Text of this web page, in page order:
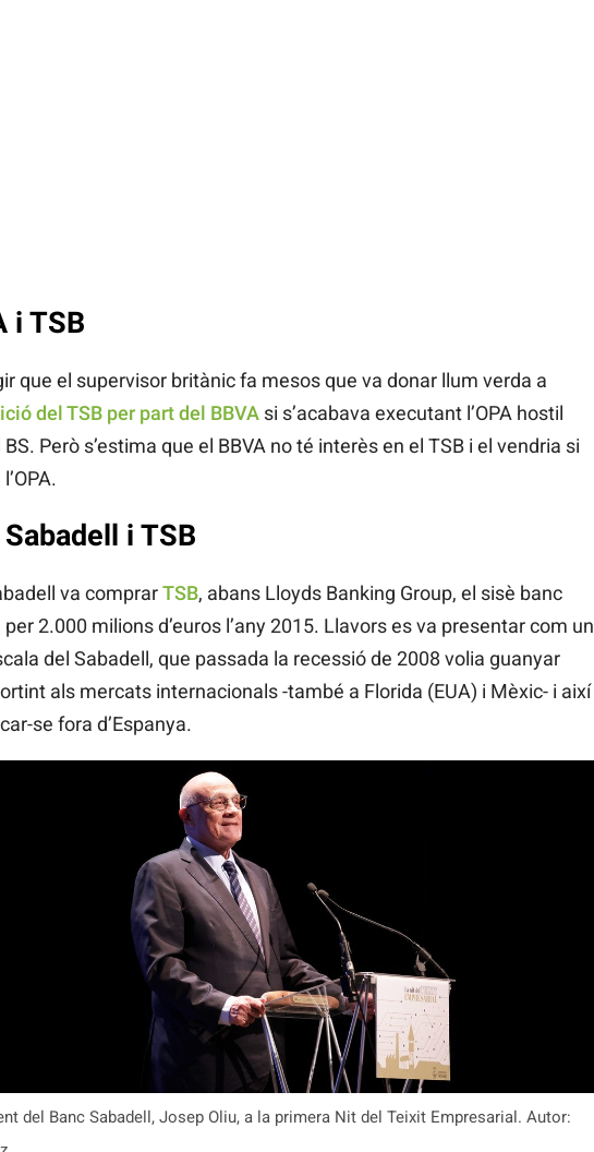
i TSB
que el supervisor britànic fa mesos que va donar llum verda a
del TSB per part del BBVAsi s’acabava executant l’OPA hostil
Però s’estima que el BBVA no té interès en el TSB i el vendria si
i TSB
va comprarTSB, abans Lloyds Banking Group, el sisè banc
2.000 milions d’euros l’any 2015. Llavors es va presentar com un
del Sabadell, que passada la recessió de 2008 volia guanyar
als mercats internacionals -també a Florida (EUA) i Mèxic- i així
se fora d’Espanya.
del Banc Sabadell, Josep Oliu, a la primera Nit del Teixit Empresarial. Autor: